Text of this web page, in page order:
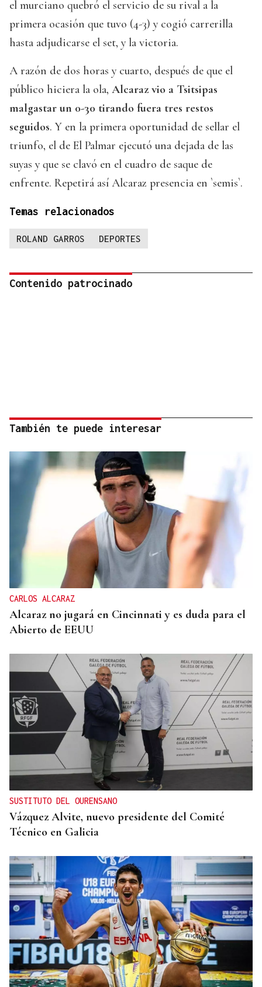
el murciano quebró el servicio de su rival a la
primera ocasión que tuvo (4-3) y cogió carrerilla
hasta adjudicarse el set, y la victoria.
A razón de dos horas y cuarto, después de que el
público hiciera la ola, Alcaraz vio a Tsitsipas
malgastar un 0-30 tirando fuera tres restos
seguidos. Y en la primera oportunidad de sellar el
triunfo, el de El Palmar ejecutó una dejada de las
suyas y que se clavó en el cuadro de saque de
enfrente. Repetirá así Alcaraz presencia en `semis`.
Temas relacionados
ROLAND GARROS DEPORTES
Contenido patrocinado
También te puede interesar
CARLOS ALCARAZ
Alcaraz no jugará en Cincinnati y es duda para el
Abierto de EEUU
SUSTITUTO DEL OURENSANO
Vázquez Alvite, nuevo presidente del Comité
Técnico en Galicia